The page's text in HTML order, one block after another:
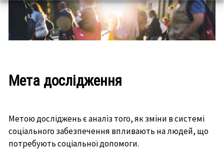
schliessen
Мета дослідження
Метою досліджень є аналіз того, як зміни в системі
соціального забезпечення впливають на людей, що
потребують соціальної допомоги.